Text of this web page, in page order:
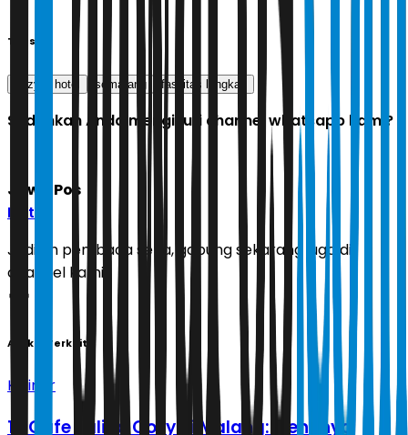
Tags
cozy hotel semarang fasilitas lengkap
Sudahkah Anda mengikuti channel whatsapp kami?
Jawa Pos
Ikuti
Jadilah pembaca setia, gabung sekarang juga di
channel kami!
Artikel Terkait
Kuliner
10 Cafe Paling Cozy di Malang: Menunya